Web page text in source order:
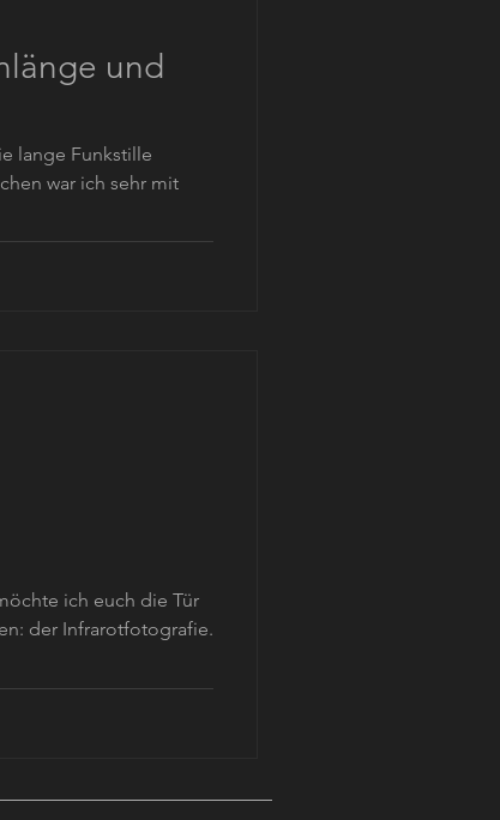
und
lange Funkstille
war ich sehr mit
ich euch die Tür
der Infrarotfotografie.